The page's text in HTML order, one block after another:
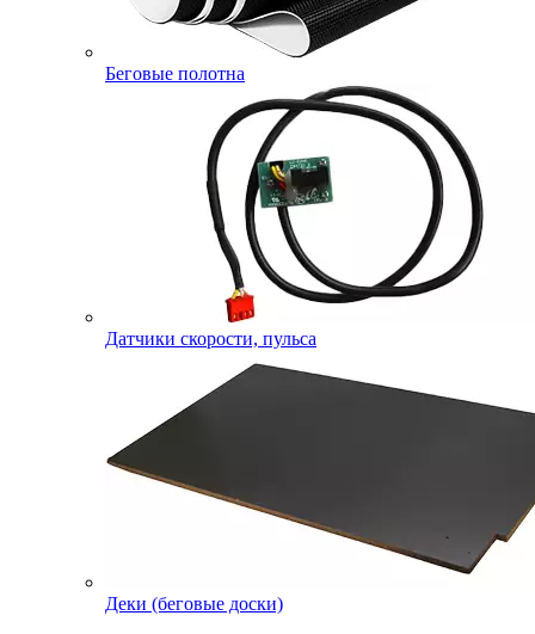
Беговые полотна
Датчики скорости, пульса
Деки (беговые доски)